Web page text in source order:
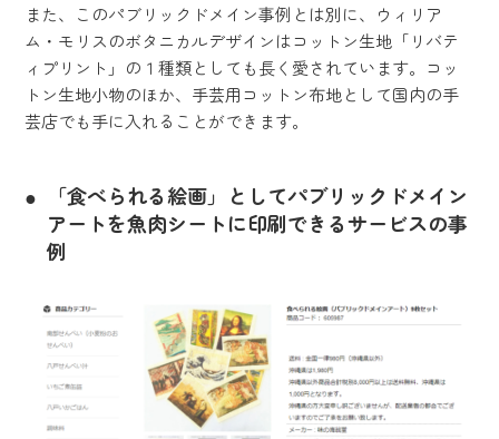
また、このパブリックドメイン事例とは別に、ウィリア
ム・モリスのボタニカルデザインはコットン生地「リバテ
ィプリント」の１種類としても長く愛されています。コッ
トン生地小物のほか、手芸用コットン布地として国内の手
芸店でも手に入れることができます。
「食べられる絵画」としてパブリックドメイン
アートを魚肉シートに印刷できるサービスの事
例